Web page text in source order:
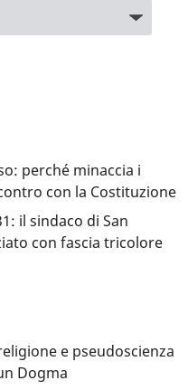
perché minaccia i
con la Costituzione
il sindaco di San
con fascia tricolore
e pseudoscienza
Dogma